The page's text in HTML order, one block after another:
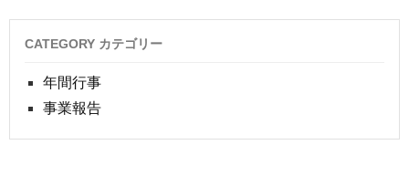
CATEGORY カテゴリー
年間行事
事業報告